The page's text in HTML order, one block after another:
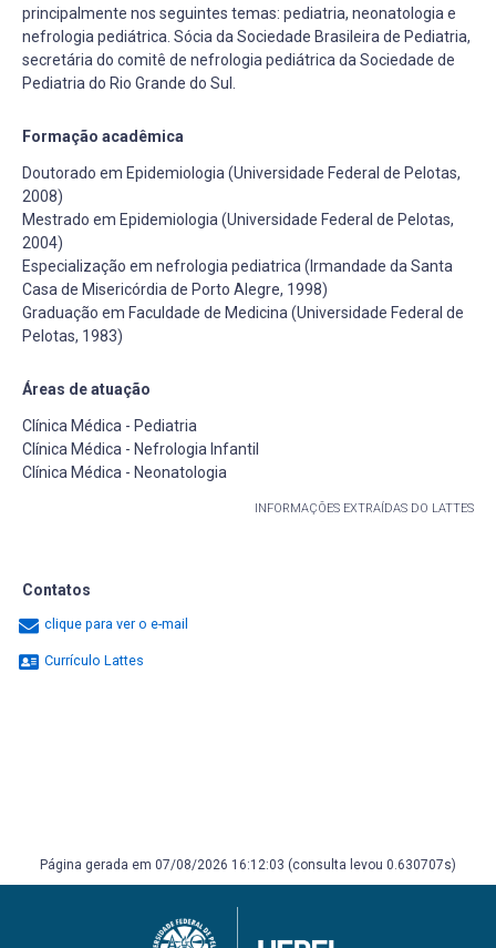
principalmente nos seguintes temas: pediatria, neonatologia e
nefrologia pediátrica. Sócia da Sociedade Brasileira de Pediatria,
secretária do comitê de nefrologia pediátrica da Sociedade de
Pediatria do Rio Grande do Sul.
Formação acadêmica
Doutorado em Epidemiologia (Universidade Federal de Pelotas,
2008)
Mestrado em Epidemiologia (Universidade Federal de Pelotas,
2004)
Especialização em nefrologia pediatrica (Irmandade da Santa
Casa de Misericórdia de Porto Alegre, 1998)
Graduação em Faculdade de Medicina (Universidade Federal de
Pelotas, 1983)
Áreas de atuação
Clínica Médica - Pediatria
Clínica Médica - Nefrologia Infantil
Clínica Médica - Neonatologia
INFORMAÇÕES EXTRAÍDAS DO LATTES
Contatos
clique para ver o e-mail
Currículo Lattes
Página gerada em 07/08/2026 16:12:03 (consulta levou 0.630707s)